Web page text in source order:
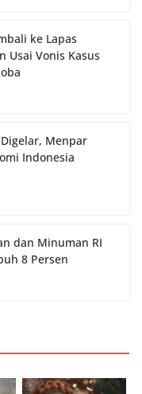
ke Lapas
Usai Vonis Kasus
Menpar
Indonesia
dan Minuman RI
8 Persen